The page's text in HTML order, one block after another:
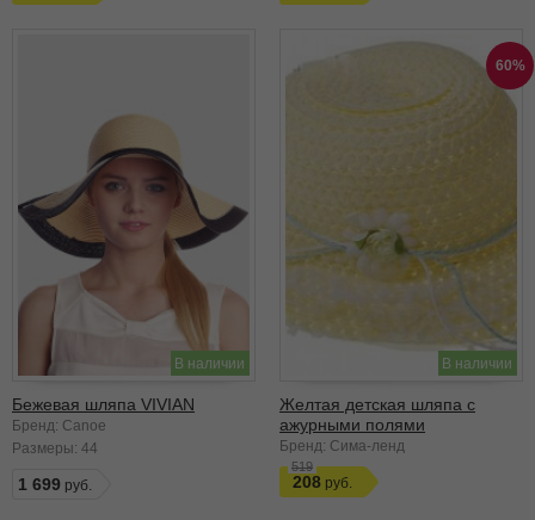
В наличии
Бежевая шляпа VIVIAN
Бренд: Canoe
Размеры: 44
1 699
60%
В наличии
Желтая детская шляпа с
ажурными полями
Бренд: Сима-ленд
519
208